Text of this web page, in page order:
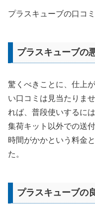
プラスキューブの口コ
プラスキューブの
驚くべきことに、仕上
い口コミは見当たりま
れば、普段使いするに
集荷キット以外での送
時間がかかという料金
た。
プラスキューブの